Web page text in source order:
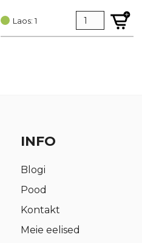
oli:
€ 3,47.
is:
€ 2,60.
Laos: 1
INFO
Blogi
Pood
Kontakt
Meie eelised